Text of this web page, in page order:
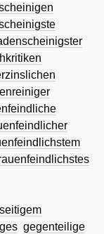
gegenteilige